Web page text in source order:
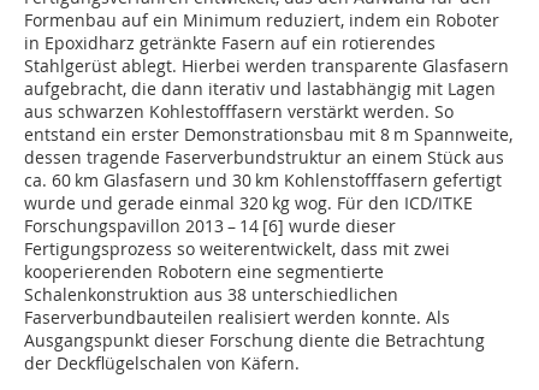
Formenbau auf ein Minimum reduziert, indem ein Roboter
in Epoxidharz getränkte Fasern auf ein rotierendes
Stahlgerüst ablegt. Hierbei werden transparente Glasfasern
aufgebracht, die dann iterativ und lastabhängig mit Lagen
aus schwarzen Kohlestofffasern verstärkt werden. So
entstand ein erster Demonstrationsbau mit 8 m Spannweite,
dessen tragende Faserverbundstruktur an einem Stück aus
ca. 60 km Glasfasern und 30 km Kohlenstofffasern gefertigt
wurde und gerade einmal 320 kg wog. Für den ICD/ITKE
Forschungspavillon 2013 – 14 [6] wurde dieser
Fertigungsprozess so weiterentwickelt, dass mit zwei
kooperierenden Robotern eine segmentierte
Schalenkonstruktion aus 38 unterschiedlichen
Faserverbundbauteilen realisiert werden konnte. Als
Ausgangspunkt dieser Forschung diente die Betrachtung
der Deckflügelschalen von Käfern.